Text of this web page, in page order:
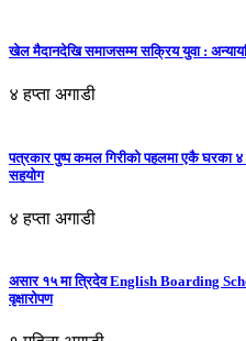
खेल मैदानदेखि समाजसम्म सक्रिय युवा :
४ हप्ता अगाडी
पत्रकार पुष्प कमल गिरीको पहलमा एकै घरका ४
सहयोग
४ हप्ता अगाडी
असार १५ मा त्रिदेव English Boarding
वृक्षारोपण